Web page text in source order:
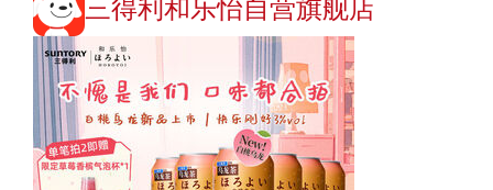
三得利和乐怡自营旗舰店